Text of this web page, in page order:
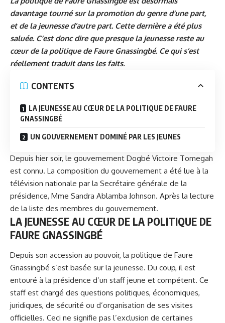
davantage tourné sur la promotion du genre d’une part,
et de la jeunesse d’autre part. Cette dernière a été plus
saluée. C’est donc dire que presque la jeunesse reste au
cœur de la politique de Faure Gnassingbé. Ce qui s’est
réellement traduit dans les faits.
CONTENTS
LA JEUNESSE AU CŒUR DE LA POLITIQUE DE FAURE
GNASSINGBÉ
UN GOUVERNEMENT DOMINÉ PAR LES JEUNES
Depuis hier soir, le gouvernement Dogbé Victoire Tomegah
est connu. La composition du gouvernement a été lue à la
télévision nationale par la Secrétaire générale de la
présidence, Mme Sandra Ablamba Johnson. Après la lecture
de la liste des membres du gouvernement.
LA JEUNESSE AU CŒUR DE LA POLITIQUE DE
FAURE GNASSINGBÉ
Depuis son accession au pouvoir, la politique de Faure
Gnassingbé s’est basée sur la jeunesse. Du coup, il est
entouré à la présidence d’un staff jeune et compétent. Ce
staff est chargé des questions politiques, économiques,
juridiques, de sécurité ou d’organisation de ses visites
officielles. Ceci ne signifie pas l’exclusion de certaines